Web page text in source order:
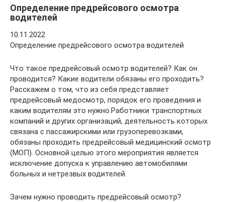
Определение предрейсового осмотра
водителей
10.11.2022
Определение предрейсового осмотра водителей
Что такое предрейсовый осмотр водителей? Как он
проводится? Какие водители обязаны его проходить?
Расскажем о том, что из себя представляет
предрейсовый медосмотр, порядок его проведения и
каким водителям это нужно.Работники транспортных
компаний и других организаций, деятельность которых
связана с пассажирскими или грузоперевозками,
обязаны проходить предрейсовый медицинский осмотр
(МОП). Основной целью этого мероприятия является
исключение допуска к управлению автомобилями
больных и нетрезвых водителей.
Зачем нужно проводить предрейсовый осмотр?